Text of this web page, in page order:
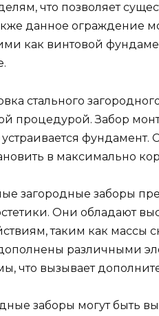
что позволяет
данное ограждение
как винтовой
стального
процедурой. Забор
фундамент.
в максимально
загородные заборы
Они обладают
таким как массы
различными
что вызывает
заборы могут быть